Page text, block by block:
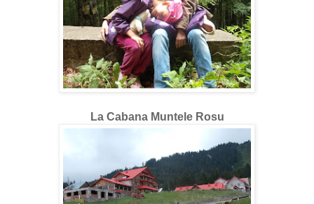
La Cabana Muntele Rosu